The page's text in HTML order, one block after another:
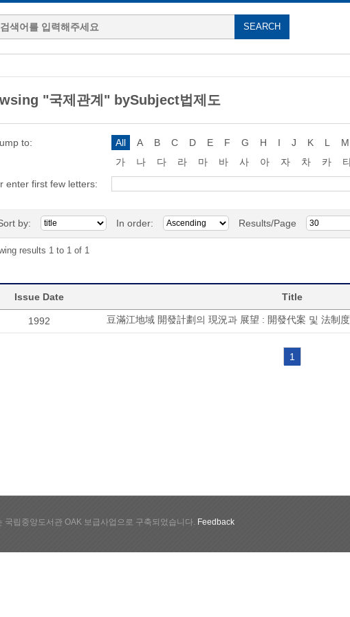
"국제관계" bySubject법제도
to: All A B C D E F G H I J K L M
가
나 다 라 마 바 사 아 자 차 카
enter first few letters:
by: In order: Results/Page
results 1 to 1 of 1
Issue Date Title
1992 豆滿江地域 開發計劃의 現況과 展望 : 開發代案 및 法制
1
국립중앙도서관 OAK 보급사업으로 구축되었습니다. Feedback